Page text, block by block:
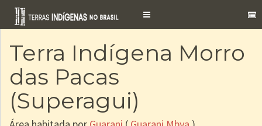
Toggle
Terra Indígena Morro
das Pacas
(Superagui)